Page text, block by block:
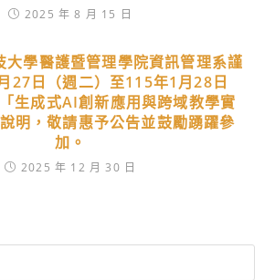
2025 年 8 月 15 日
大學醫護暨管理學院資訊管理系謹
27日（週二）至115年1月28日
「生成式AI創新應用與跨域教學實
明，敬請惠予公告並鼓勵踴躍參
加。
2025 年 12 月 30 日